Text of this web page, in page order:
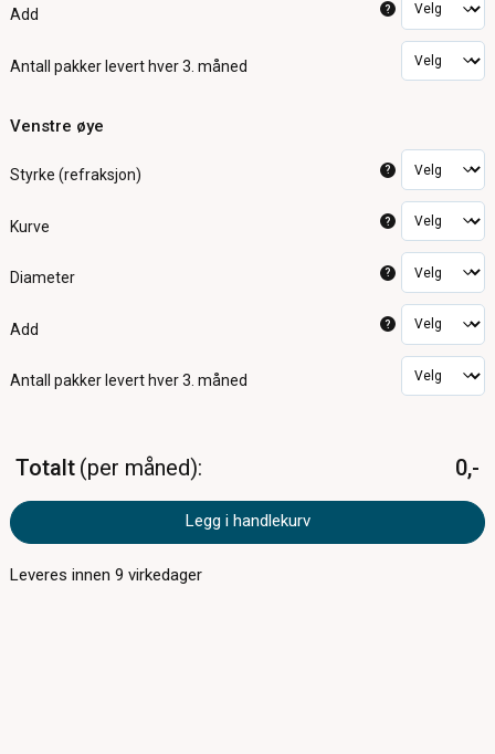
Add ?
Antall pakker levert hver 3. måned
Venstre øye
Styrke (refraksjon) ?
Kurve ?
Diameter ?
Add ?
Antall pakker levert hver 3. måned
Totalt per måned 0,-
Legg i handlekurv
Leveres innen9 virkedager